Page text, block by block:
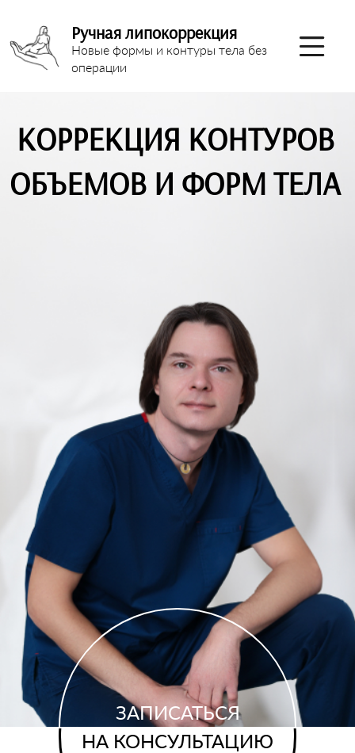
Ручная липокоррекция
Новые формы и контуры тела без
операции
КОРРЕКЦИЯ КОНТУРОВ
ОБЪЕМОВ И ФОРМ ТЕЛА
ЗАПИСАТЬСЯ
НА КОНСУЛЬТАЦИЮ